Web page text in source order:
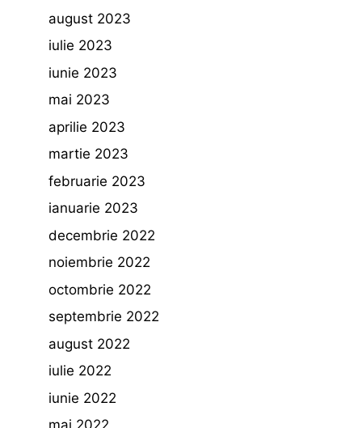
august 2023
iulie 2023
iunie 2023
mai 2023
aprilie 2023
martie 2023
februarie 2023
ianuarie 2023
decembrie 2022
noiembrie 2022
octombrie 2022
septembrie 2022
august 2022
iulie 2022
iunie 2022
mai 2022